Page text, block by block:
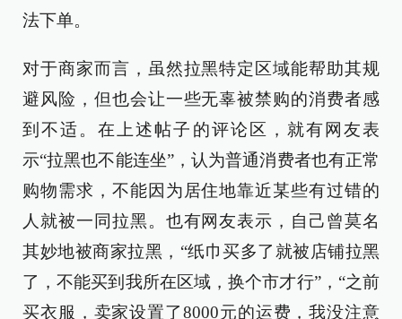
法下单。
对于商家而言，虽然拉黑特定区域能帮助其规
避风险，但也会让一些无辜被禁购的消费者感
到不适。在上述帖子的评论区，就有网友表
示“拉黑也不能连坐”，认为普通消费者也有正常
购物需求，不能因为居住地靠近某些有过错的
人就被一同拉黑。也有网友表示，自己曾莫名
其妙地被商家拉黑，“纸巾买多了就被店铺拉黑
了，不能买到我所在区域，换个市才行”，“之前
买衣服，卖家设置了8000元的运费，我没注意